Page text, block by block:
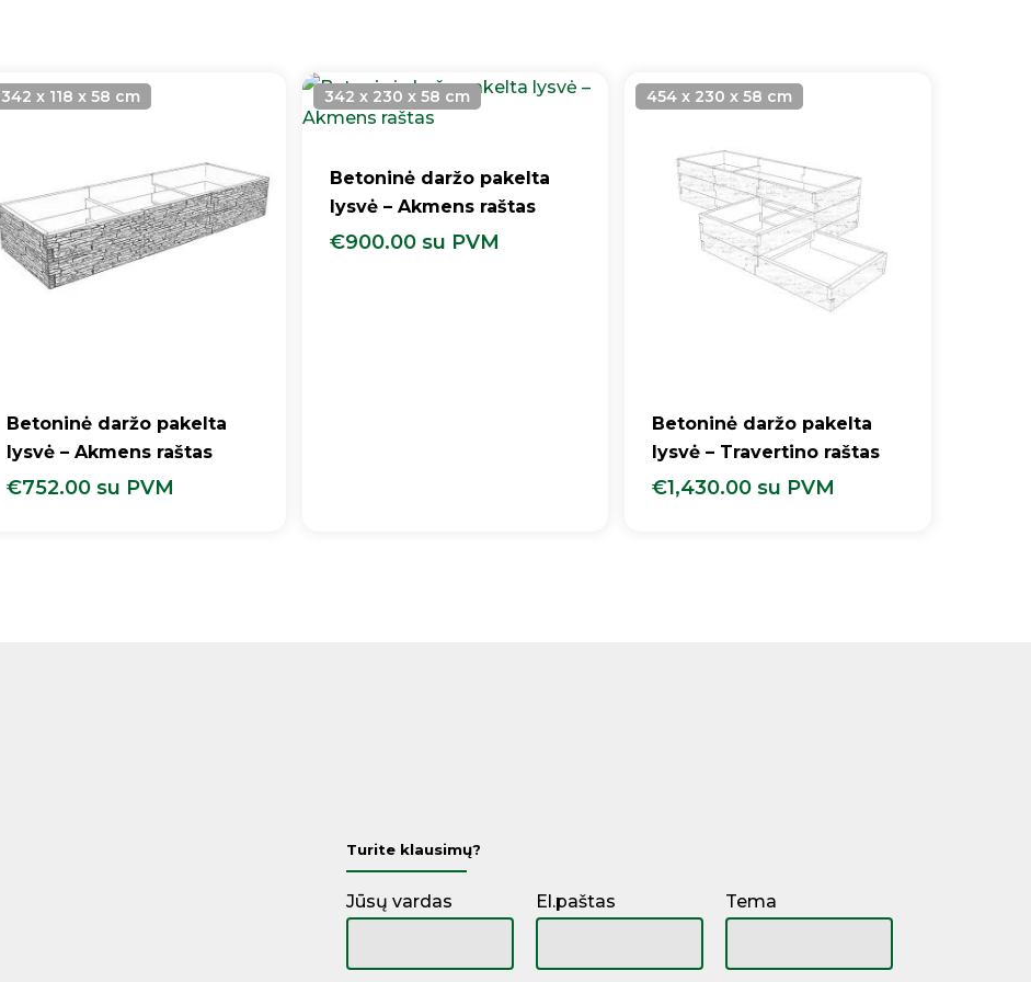
Betoninė daržo pakelta
lysvė – Akmens raštas
€752.00 su PVM
342 x 118 x 58 cm
Betoninė daržo pakelta
lysvė – Akmens raštas
€900.00 su PVM
342 x 230 x 58 cm
Betoninė daržo pakelta
lysvė – Travertino raštas
€1,430.00 su PVM
454 x 230 x 58 cm
Turite klausimų?
Jūsų vardas El.paštas Tema